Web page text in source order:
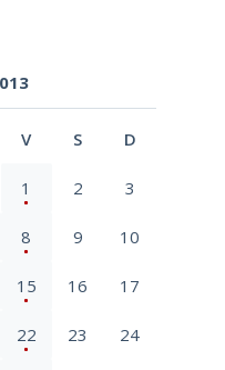
V S D
1 2 3
8 9 10
15 16 17
22 23 24